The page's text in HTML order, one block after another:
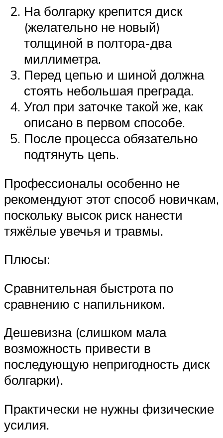
На болгарку крепится диск
(желательно не новый)
толщиной в полтора-два
миллиметра.
Перед цепью и шиной должна
стоять небольшая преграда.
Угол при заточке такой же, как
описано в первом способе.
После процесса обязательно
подтянуть цепь.
Профессионалы особенно не
рекомендуют этот способ новичкам,
поскольку высок риск нанести
тяжёлые увечья и травмы.
Плюсы:
Сравнительная быстрота по
сравнению с напильником.
Дешевизна (слишком мала
возможность привести в
последующую непригодность диск
болгарки).
Практически не нужны физические
усилия.